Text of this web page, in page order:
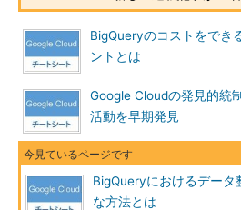
BigQueryのコストをでき
ントとは
Google Cloudの発見的統
活動を早期発見
BigQueryにおけるデータ
な方法とは